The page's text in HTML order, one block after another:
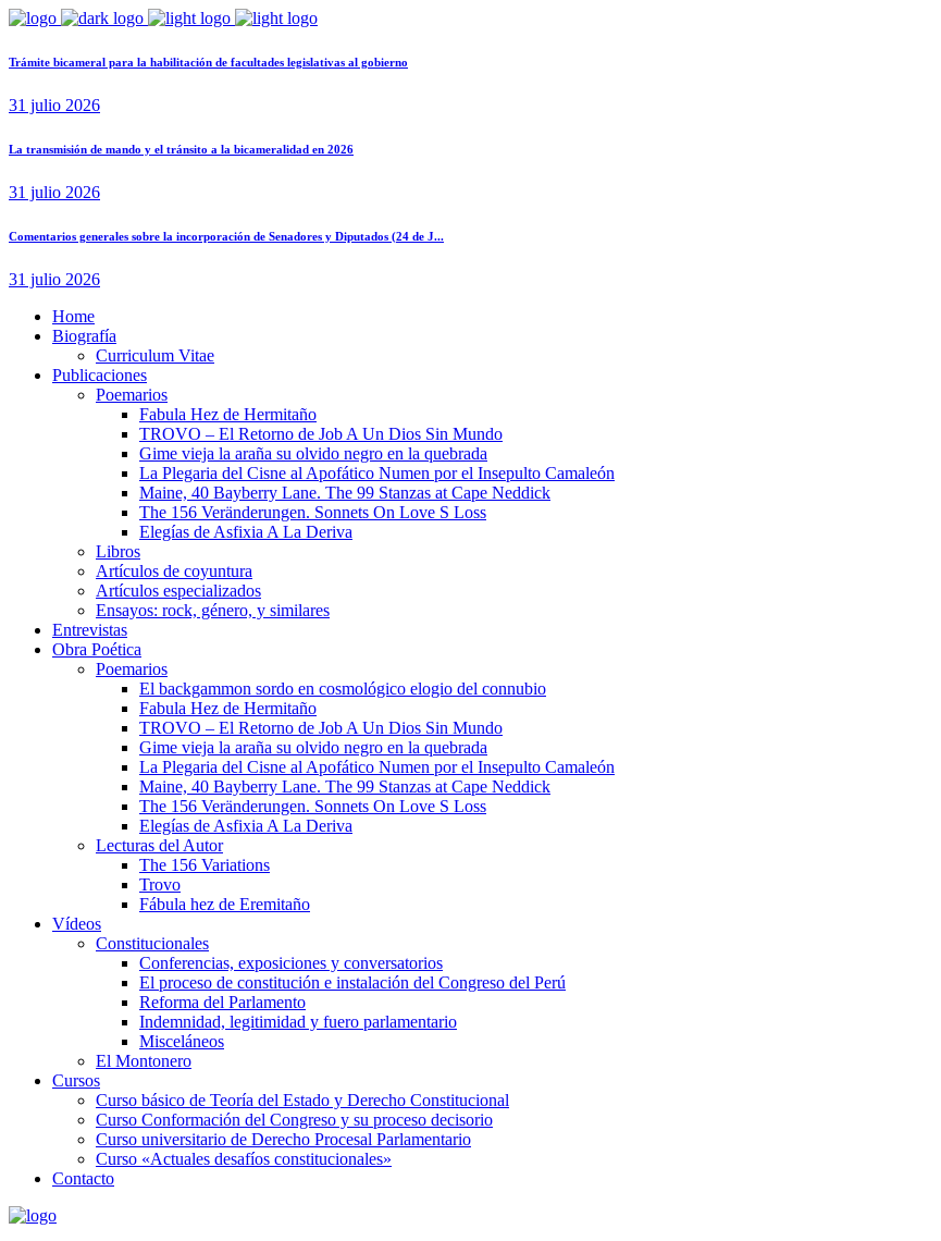
Trámite bicameral para la habilitación de facultades legislativas al gobierno
31 julio 2026
La transmisión de mando y el tránsito a la bicameralidad en 2026
31 julio 2026
Comentarios generales sobre la incorporación de Senadores y Diputados (24 de J...
31 julio 2026
Home
Biografía
Curriculum Vitae​
Publicaciones
Poemarios
Fabula Hez de Hermitaño
TROVO – El Retorno de Job A Un Dios Sin Mundo
Gime vieja la araña su olvido negro en la quebrada
La Plegaria del Cisne al Apofático Numen por el Insepulto Camaleón
Maine, 40 Bayberry Lane. The 99 Stanzas at Cape Neddick
The 156 Veränderungen. Sonnets On Love S Loss
Elegías de Asfixia A La Deriva
Libros
Artículos de coyuntura
Artículos especializados
Ensayos: rock, género, y similares
Entrevistas
Obra Poética
Poemarios
El backgammon sordo en cosmológico elogio del connubio
Fabula Hez de Hermitaño
TROVO – El Retorno de Job A Un Dios Sin Mundo
Gime vieja la araña su olvido negro en la quebrada
La Plegaria del Cisne al Apofático Numen por el Insepulto Camaleón
Maine, 40 Bayberry Lane. The 99 Stanzas at Cape Neddick
The 156 Veränderungen. Sonnets On Love S Loss
Elegías de Asfixia A La Deriva
Lecturas del Autor
The 156 Variations
Trovo
Fábula hez de Eremitaño
Vídeos
Constitucionales
Conferencias, exposiciones y conversatorios
El proceso de constitución e instalación del Congreso del Perú
Reforma del Parlamento
Indemnidad, legitimidad y fuero parlamentario
Misceláneos
El Montonero
Cursos
Curso básico de Teoría del Estado y Derecho Constitucional
Curso Conformación del Congreso y su proceso decisorio
Curso universitario de Derecho Procesal Parlamentario
Curso «Actuales desafíos constitucionales»
Contacto